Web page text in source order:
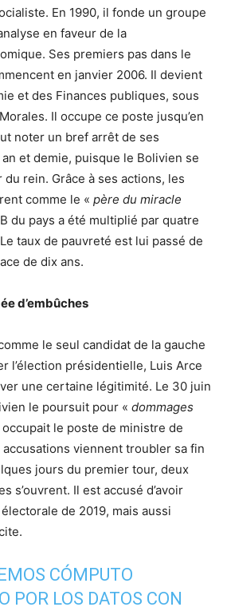
En 1990, il fonde un groupe
en faveur de la
Ses premiers pas dans le
en janvier 2006. Il devient
et des Finances publiques, sous
Il occupe ce poste jusqu’en
noter un bref arrêt de ses
et demie, puisque le Bolivien se
rein. Grâce à ses actions, les
comme le « père du miracle
du pays a été multiplié par quatre
taux de pauvreté est lui passé de
de dix ans.
d’embûches
le seul candidat de la gauche
l’élection présidentielle, Luis Arce
une certaine légitimité. Le 30 juin
le poursuit pour « dommages
occupait le poste de ministre de
accusations viennent troubler sa fin
jours du premier tour, deux
s’ouvrent. Il est accusé d’avoir
de 2019, mais aussi
CÓMPUTO
POR LOS DATOS CON